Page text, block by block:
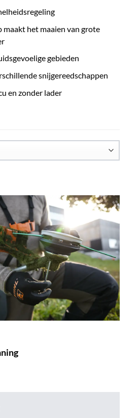
maakt het maaien van grote
gebieden
snijgereedschappen
en zonder lader